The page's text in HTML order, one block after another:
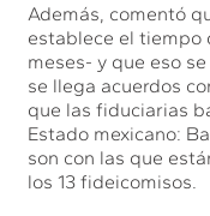
Además, comentó
establece el tiempo
meses- y que eso
se llega acuerdos
que las fiduciarias
Estado mexicano:
son con las que
los 13 fideicomisos.